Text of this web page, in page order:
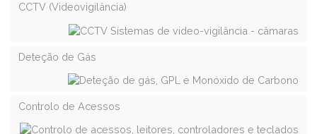
CCTV (Videovigilância)
Deteção de Gás
Controlo de Acessos